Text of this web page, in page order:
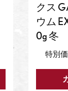
クス
ウム
0g 冬
特別